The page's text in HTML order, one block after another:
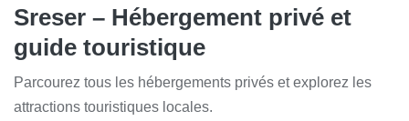
Sreser – Hébergement privé et
guide touristique
Parcourez tous les hébergements privés et explorez les
attractions touristiques locales.